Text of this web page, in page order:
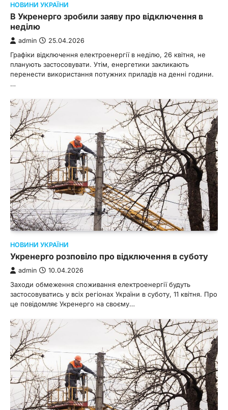
НОВИНИ УКРАЇНИ
В Укренерго зробили заяву про відключення в
неділю
admin 25.04.2026
Графіки відключення електроенергії в неділю, 26 квітня, не
планують застосовувати. Утім, енергетики закликають
перенести використання потужних приладів на денні години.
…
НОВИНИ УКРАЇНИ
Укренерго розповіло про відключення в суботу
admin 10.04.2026
Заходи обмеження споживання електроенергії будуть
застосовуватись у всіх регіонах України в суботу, 11 квітня. Про
це повідомляє Укренерго на своєму…